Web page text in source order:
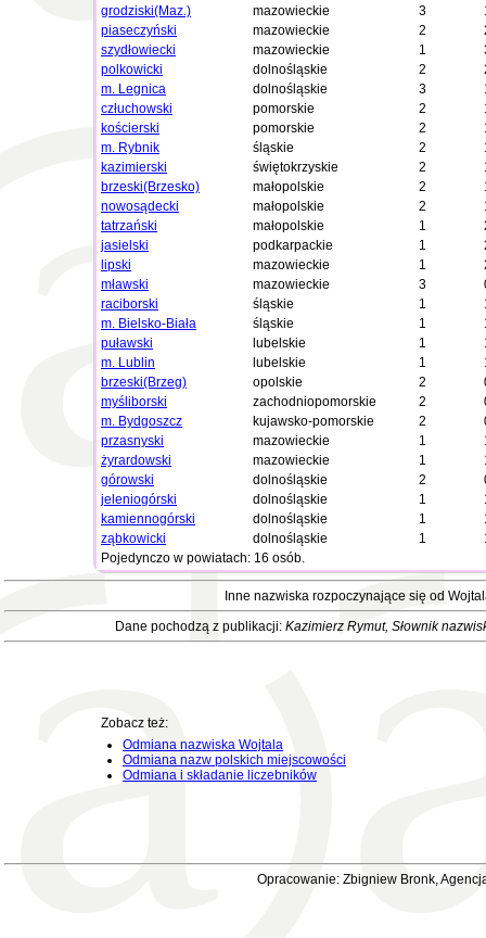
grodziski(Maz.)
mazowieckie 3
piaseczyński
mazowieckie 2
szydłowiecki
mazowieckie 1
polkowicki
dolnośląskie 2
m. Legnica
dolnośląskie 3
człuchowski
pomorskie 2
kościerski
pomorskie 2
m. Rybnik
śląskie 2
kazimierski
świętokrzyskie 2
brzeski(Brzesko)
małopolskie 2
nowosądecki
małopolskie 2
tatrzański
małopolskie 1
jasielski
podkarpackie 1
lipski
mazowieckie 1
mławski
mazowieckie 3
raciborski
śląskie 1
m. Bielsko-Biała
śląskie 1
puławski
lubelskie 1
m. Lublin
lubelskie 1
brzeski(Brzeg)
opolskie 2
myśliborski
zachodniopomorskie 2
m. Bydgoszcz
kujawsko-pomorskie 2
przasnyski
mazowieckie 1
żyrardowski
mazowieckie 1
górowski
dolnośląskie 2
jeleniogórski
dolnośląskie 1
kamiennogórski
dolnośląskie 1
ząbkowicki
dolnośląskie 1
Pojedynczo w powiatach: 16 osób.
Inne nazwiska rozpoczynające się od
Dane pochodzą z publikacji: Kazimierz Rymut, Słownik
Zobacz też:
Odmiana nazwiska Wojtala
Odmiana nazw polskich miejscowości
Odmiana i składanie liczebników
Opracowanie: Zbigniew Bronk,